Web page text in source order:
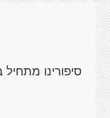
סיפורינו מתחיל